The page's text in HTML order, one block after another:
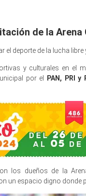
de la Arena
deporte de la lucha libre
y culturales en el
por el
PAN, PRI y
los dueños de la
un espacio digno donde